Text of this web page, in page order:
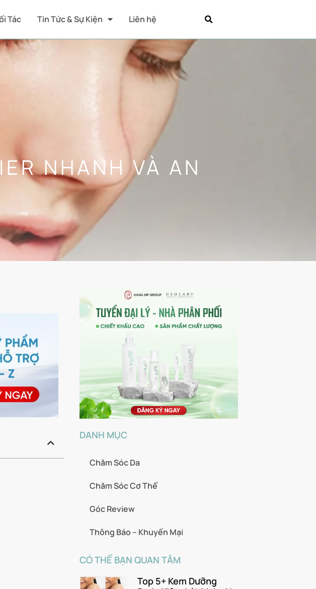
Tác Tin Tức & Sự Kiện Liên hệ
NHANH VÀ AN
DANH MỤC
Chăm Sóc Da
Chăm Sóc Cơ Thể
Góc Review
Thông Báo – Khuyến Mại
CÓ THỂ BẠN QUAN TÂM
Top 5+ Kem Dưỡng